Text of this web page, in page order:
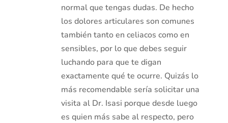
normal que tengas dudas. De hecho
los dolores articulares son comunes
también tanto en celiacos como en
sensibles, por lo que debes seguir
luchando para que te digan
exactamente qué te ocurre. Quizás lo
más recomendable sería solicitar una
visita al Dr. Isasi porque desde luego
es quien más sabe al respecto, pero